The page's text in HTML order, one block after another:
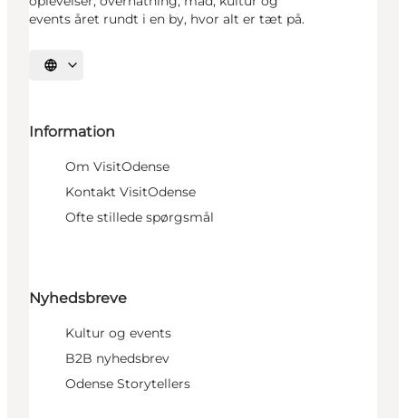
events året rundt i en by, hvor alt er tæt på.
Vælg sprog
Information
Om VisitOdense
Kontakt VisitOdense
Ofte stillede spørgsmål
Nyhedsbreve
Kultur og events
B2B nyhedsbrev
Odense Storytellers